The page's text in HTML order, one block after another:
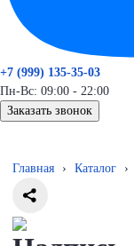
+7 (999) 135-35-03
Пн-Вс: 09:00 - 22:00
Заказать звонок
Главная › Каталог ›